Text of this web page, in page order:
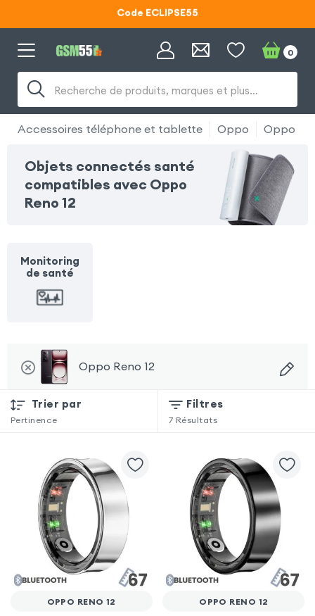
Code ECLIPSE55
Code ECLIPSE55
Recherche de produits, marques et plus…
0
Accessoires téléphone et tablette Oppo Oppo
Objets connectés santé
compatibles avec Oppo
Reno 12
Monitoring
de santé
Oppo Reno 12
Trier par
Pertinence
Filtres
7 Résultats
OPPO RENO 12 OPPO RENO 12